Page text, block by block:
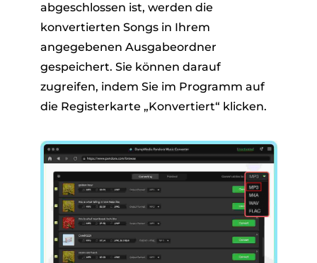
abgeschlossen ist, werden die
konvertierten Songs in Ihrem
angegebenen Ausgabeordner
gespeichert. Sie können darauf
zugreifen, indem Sie im Programm auf
die Registerkarte „Konvertiert“ klicken.